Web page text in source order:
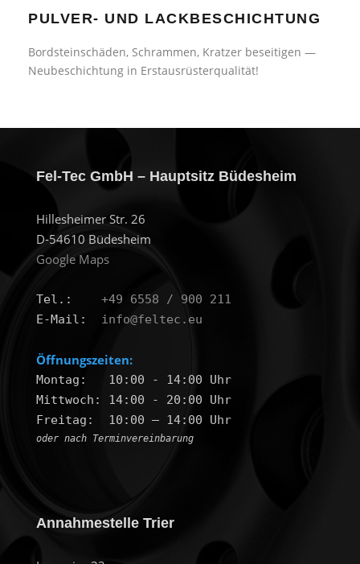
PULVER- UND LACKBESCHICHTUNG
Bordsteinschäden, Schrammen, Kratzer beseitigen —
Neubeschichtung in Erstausrüsterqualität!
Fel-Tec GmbH – Hauptsitz Büdesheim
Hillesheimer Str. 26
D-54610 Büdesheim
Google Maps
Tel.: +49 6558 / 900 211
E-Mail: info@feltec.eu
Öffnungszeiten:
Montag:   10:00 - 14:00 Uhr
Mittwoch: 14:00 - 20:00 Uhr
oder nach Terminvereinbarung
Annahmestelle Trier